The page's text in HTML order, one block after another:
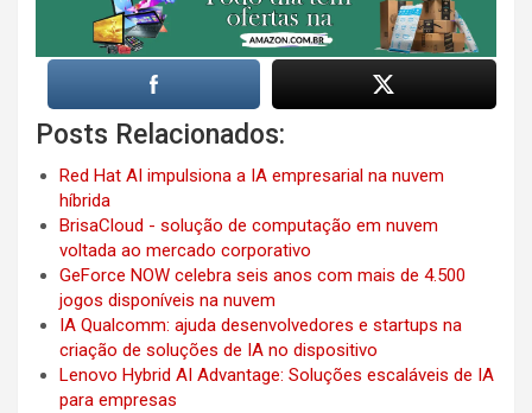
Posts Relacionados:
Red Hat AI impulsiona a IA empresarial na nuvem
híbrida
BrisaCloud - solução de computação em nuvem
voltada ao mercado corporativo
GeForce NOW celebra seis anos com mais de 4.500
jogos disponíveis na nuvem
IA Qualcomm: ajuda desenvolvedores e startups na
criação de soluções de IA no dispositivo
Lenovo Hybrid AI Advantage: Soluções escaláveis de IA
para empresas